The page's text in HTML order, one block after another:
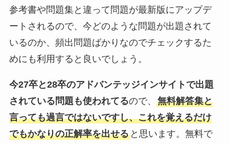
参考書や問題集と違って問題が最新版にアップデ
ートされるので、今どのような問題が出題されて
いるのか、頻出問題ばかりなのでチェックするた
めにも利用すると良いでしょう。
今27卒と28卒のアドバンテッジインサイトで出題
されている問題も使われてるので、 無料解答集と
言っても過言ではないですし、これを覚えるだけ
でもかなりの正解率を出せると思います。無料で